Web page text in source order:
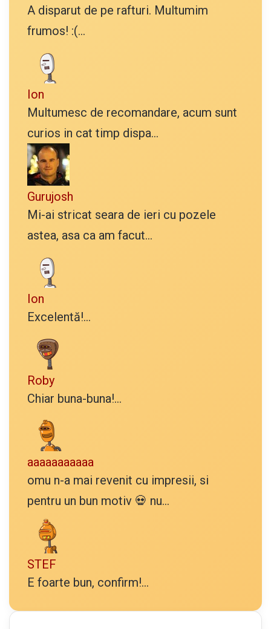
A disparut de pe rafturi. Multumim
frumos! :(...
Ion
Multumesc de recomandare, acum sunt
curios in cat timp dispa...
Gurujosh
Mi-ai stricat seara de ieri cu pozele
astea, asa ca am facut...
Ion
Excelentă!...
Roby
Chiar buna-buna!...
aaaaaaaaaaa
omu n-a mai revenit cu impresii, si
pentru un bun motiv 💀 nu...
STEF
E foarte bun, confirm!...